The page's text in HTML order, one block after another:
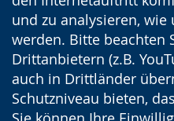
und zu analysieren, wie
werden. Bitte beachten
Drittanbietern (z.B.
auch in Drittländer
Schutzniveau bieten,